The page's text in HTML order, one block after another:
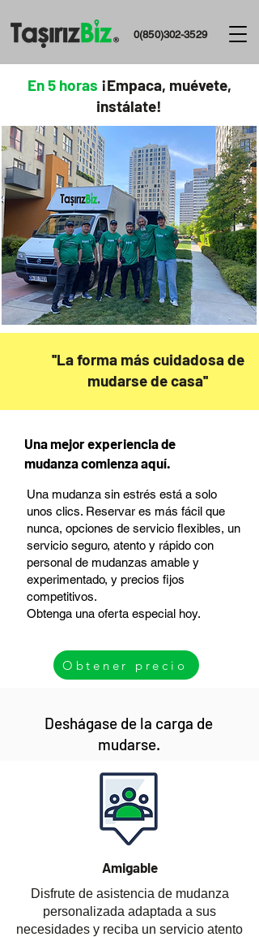
0(850)302-3529
En 5 horas ¡Empaca, muévete,
instálate!
''La forma más cuidadosa de
mudarse de casa''
Una mejor experiencia de
mudanza comienza aquí.
Una mudanza sin estrés está a solo
unos clics. Reservar es más fácil que
nunca, opciones de servicio flexibles, un
servicio seguro, atento y rápido con
personal de mudanzas amable y
experimentado, y precios fijos
competitivos.
Obtenga una oferta especial hoy.
Obtener precio
Deshágase de la carga de
mudarse.
Amigable
Disfrute de asistencia de mudanza
personalizada adaptada a sus
necesidades y reciba un servicio atento